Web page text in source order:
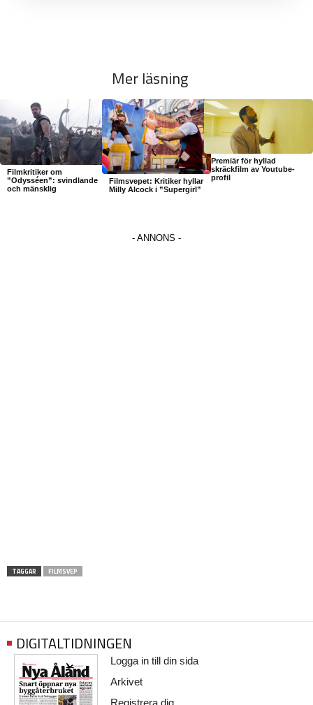
Mer läsning
Filmkritiker om
”Odysséen”: svindlande
och mänsklig
Filmsvepet: Kritiker hyllar
Milly Alcock i ”Supergirl”
Premiär för hyllad
skräckfilm av Youtube-
profil
TAGGAR FILMSVEP
DIGITALTIDNINGEN
Logga in till din sida
Arkivet
Registrera dig